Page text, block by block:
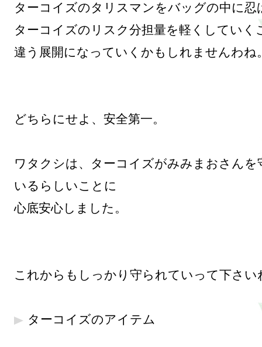
ターコイズのタリスマンをバッグの中に忍
ターコイズのリスク分担量を軽くしていく
違う展開になっていくかもしれませんわね
どちらにせよ、安全第一。
ワタクシは、ターコイズがみみまおさんを
いるらしいことに
心底安心しました。
これからもしっかり守られていって下さ
ターコイズのアイテム